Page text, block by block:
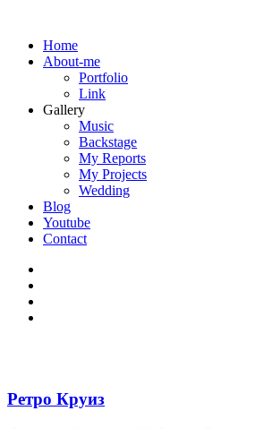
Home
About-me
Portfolio
Link
Gallery
Music
Backstage
My Reports
My Projects
Wedding
Blog
Youtube
Contact
Ретро Круиз